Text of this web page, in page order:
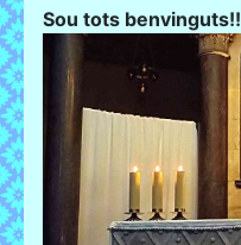
Sou tots benvinguts!!